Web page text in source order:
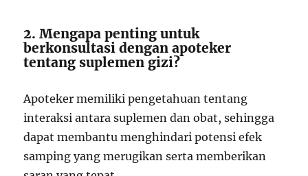
2. Mengapa penting untuk
berkonsultasi dengan apoteker
tentang suplemen gizi?
Apoteker memiliki pengetahuan tentang
interaksi antara suplemen dan obat, sehingga
dapat membantu menghindari potensi efek
samping yang merugikan serta memberikan